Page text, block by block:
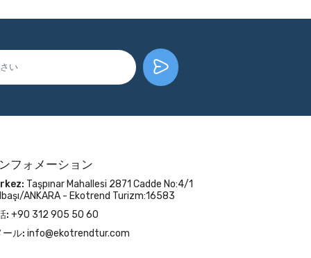
フォメーション
Taşpınar Mahallesi 2871 Cadde No:4/1
ANKARA - Ekotrend Turizm:16583
: +90 312 905 50 60
ール: info@ekotrendtur.com